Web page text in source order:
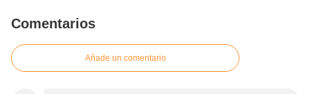
Comentarios
Añade un comentario